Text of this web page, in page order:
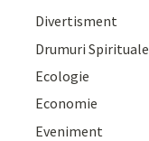
Divertisment
Drumuri Spirituale
Ecologie
Economie
Eveniment